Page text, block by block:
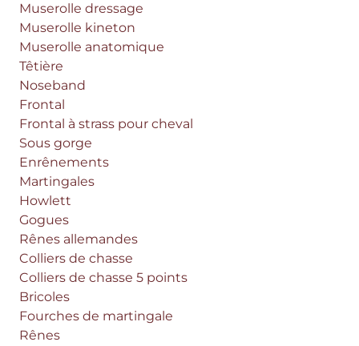
Muserolle dressage
Muserolle kineton
Muserolle anatomique
Têtière
Noseband
Frontal
Frontal à strass pour cheval
Sous gorge
Enrênements
Martingales
Howlett
Gogues
Rênes allemandes
Colliers de chasse
Colliers de chasse 5 points
Bricoles
Fourches de martingale
Rênes